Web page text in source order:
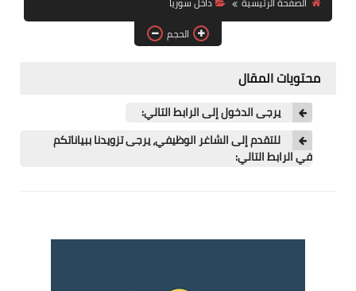
فرص عمل في العراق
فرص عمل في اليمن
دورات تدريبية
الحجم
محتويات المقال
يرجى الدخول إلى الرابط التالي:
للتقدم إلى الشاغر الوظيفي، يرجى تزويدنا ببياناتكم
في الرابط التالي: